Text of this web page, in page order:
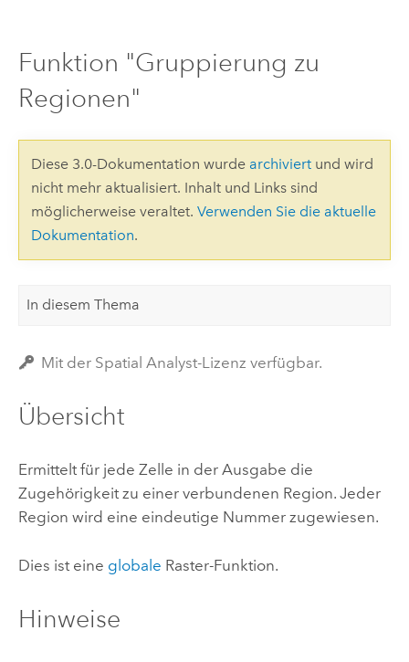
Funktion "Gruppierung zu
Regionen"
Diese 3.0-Dokumentation wurde archiviertund wird
nicht mehr aktualisiert. Inhalt und Links sind
möglicherweise veraltet. Verwenden Sie die aktuelle
Dokumentation.
In diesem Thema
Mit der Spatial Analyst-Lizenz verfügbar.
Übersicht
Ermittelt für jede Zelle in der Ausgabe die
Zugehörigkeit zu einer verbundenen Region. Jeder
Region wird eine eindeutige Nummer zugewiesen.
Dies ist eine globale Raster-Funktion.
Hinweise